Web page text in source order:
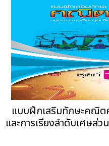
แบบฝึกเสริมทักษะคณิต
และการเรียงลำดับเศษส่